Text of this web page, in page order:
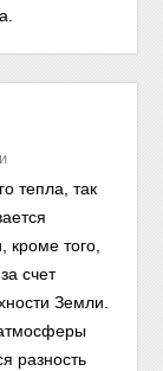
тепла, так
кроме того,
счет
Земли.
разность